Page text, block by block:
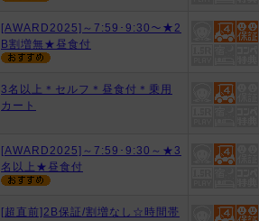
[AWARD2025]～7:59･9:30～★2
B割増無★昼食付
3名以上＊セルフ＊昼食付＊乗用
カート
[AWARD2025]～7:59･9:30～★3
名以上★昼食付
[超直前]2B保証/割増なし☆時間帯